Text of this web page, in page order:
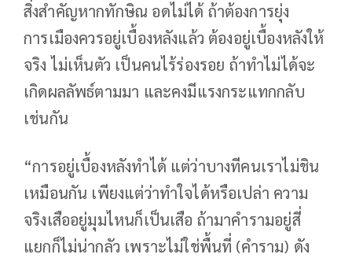
สิ่งสำคัญหากทักษิณ อดไม่ได้ ถ้าต้องการยุ่ง
การเมืองควรอยู่เบื้องหลังแล้ว ต้องอยู่เบื้องหลังให้
จริง ไม่เห็นตัว เป็นคนไร้ร่องรอย ถ้าทำไม่ได้จะ
เกิดผลลัพธ์ตามมา และคงมีแรงกระแทกกลับ
เช่นกัน
“การอยู่เบื้องหลังทำได้ แต่ว่าบางทีคนเราไม่ชิน
เหมือนกัน เพียงแต่ว่าทำใจได้หรือเปล่า ความ
จริงเสืออยู่มุมไหนก็เป็นเสือ ถ้ามาคำรามอยู่สี่
แยกก็ไม่น่ากลัว เพราะไม่ใช่พื้นที่ (คำราม) ดัง